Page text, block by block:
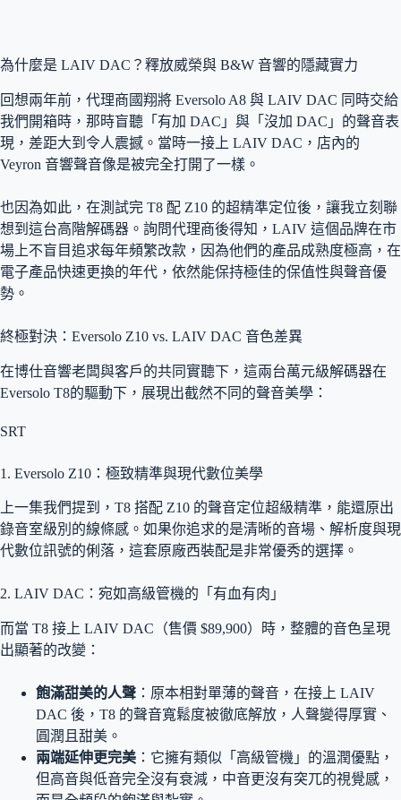
為什麼是 LAIV DAC？釋放威榮與 B&W 音響的隱藏實力
回想兩年前，代理商國翔將 Eversolo A8 與 LAIV DAC 同時交給
我們開箱時 ，那時盲聽「有加 DAC」與「沒加 DAC」的聲音表
現，差距大到令人震撼 。當時一接上 LAIV DAC，店內的
Veyron 音響聲音像是被完全打開了一樣 。
也因為如此，在測試完 T8 配 Z10 的超精準定位後，讓我立刻聯
想到這台高階解碼器 。詢問代理商後得知，LAIV 這個品牌在市
場上不盲目追求每年頻繁改款，因為他們的產品成熟度極高，在
電子產品快速更換的年代，依然能保持極佳的保值性與聲音優
勢 。
終極對決：Eversolo Z10 vs. LAIV DAC 音色差異
在博仕音響老闆與客戶的共同實聽下，這兩台萬元級解碼器在
Eversolo T8的驅動下，展現出截然不同的聲音美學：
SRT
1. Eversolo Z10：極致精準與現代數位美學
上一集我們提到，T8 搭配 Z10 的聲音定位超級精準，能還原出
錄音室級別的線條感。如果你追求的是清晰的音場、解析度與現
代數位訊號的俐落，這套原廠西裝配是非常優秀的選擇。
2. LAIV DAC：宛如高級管機的「有血有肉」
而當 T8 接上 LAIV DAC（售價 $89,900）時，整體的音色呈現
出顯著的改變 ：
飽滿甜美的人聲 ：原本相對單薄的聲音，在接上 LAIV
DAC 後，T8 的聲音寬鬆度被徹底解放，人聲變得厚實、
圓潤且甜美。
兩端延伸更完美 ：它擁有類似「高級管機」的溫潤優點，
但高音與低音完全沒有衰減，中音更沒有突兀的視覺感，